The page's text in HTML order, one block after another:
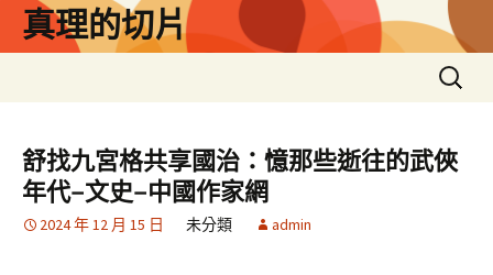
真理的切片
搜
尋
鍵
字:
舒找九宮格共享國治：憶那些逝往的武俠
年代–文史–中國作家網
2024 年 12 月 15 日 未分類 admin